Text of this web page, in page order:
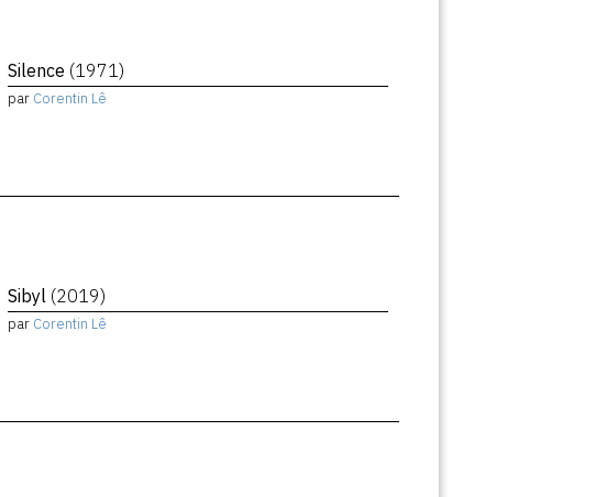
Silence (1971)
par Corentin Lê
Sibyl (2019)
par Corentin Lê